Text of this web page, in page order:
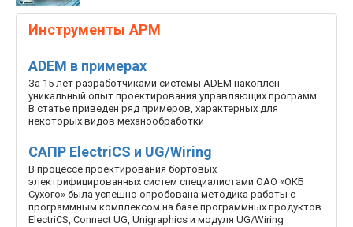
Инструменты АРМ
ADEM в примерах
За 15 лет разработчиками системы ADEM накоплен
уникальный опыт проектирования управляющих программ.
В статье приведен ряд примеров, характерных для
некоторых видов механообработки
САПР ElectriCS и UG/Wiring
В процессе проектирования бортовых
электрифицированных систем специалистами ОАО «ОКБ
Сухого» была успешно опробована методика работы с
программным комплексом на базе программных продуктов
ElectriCS, Connect UG, Unigraphics и модуля UG/Wiring